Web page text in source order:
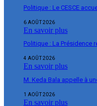
Politique : Le CESCE
6 AOÛT 2026
En savoir plus
Politique : La Présidence
4 AOÛT 2026
En savoir plus
M. Keda Bala appelle à
1 AOÛT 2026
En savoir plus